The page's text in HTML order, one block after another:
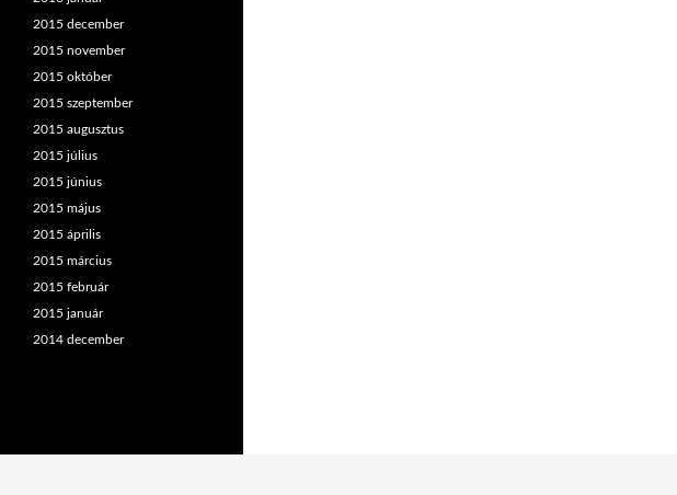
2015 december
2015 november
2015 október
2015 szeptember
2015 augusztus
2015 július
2015 június
2015 május
2015 április
2015 március
2015 február
2015 január
2014 december